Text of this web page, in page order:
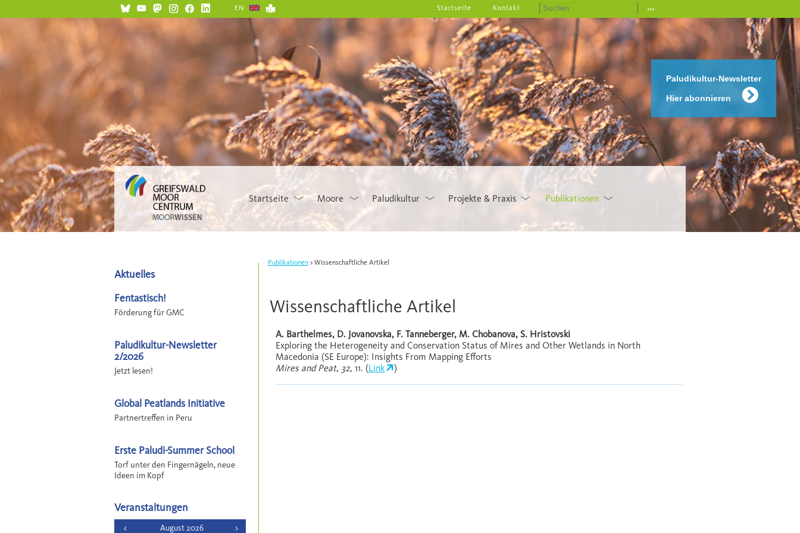
Paludikultur-Newsletter
Hier abonnieren
EN ›››
Startseite Kontakt
Startseite Moore Paludikultur Projekte & Praxis Publikationen
Publikationen Wissenschaftliche Artikel
Wissenschaftliche Artikel
A. Barthelmes, D. Jovanovska, F. Tanneberger, M. Chobanova, S. Hristovski
Exploring the Heterogeneity and Conservation Status of Mires and Other Wetlands in North
Macedonia (SE Europe): Insights From Mapping Efforts
Mires and Peat, 32, 11. (Link )
Aktuelles
Fentastisch!
Förderung für GMC
Paludikultur-Newsletter
2/2026
Jetzt lesen!
Global Peatlands Initiative
Partnertreffen in Peru
Erste Paludi-Summer School
Torf unter den Fingernägeln, neue
Ideen im Kopf
Veranstaltungen
< August 2026 >